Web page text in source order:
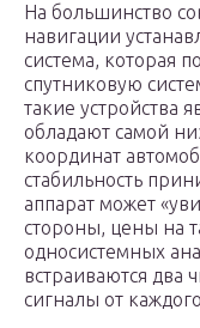
На большинство
навигации
система, которая
спутниковую
такие устройства
обладают самой
координат
стабильность
аппарат может
стороны, цены на
односистемных
встраиваются два
сигналы от